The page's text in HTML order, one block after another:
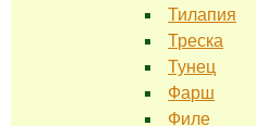
Тилапия
Треска
Тунец
Фарш
Филе